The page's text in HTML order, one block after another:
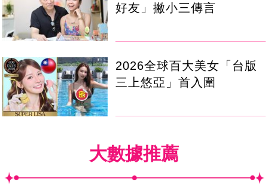
好友」撇小三傳言
2026全球百大美女「台版
三上悠亞」首入圍
大數據推薦